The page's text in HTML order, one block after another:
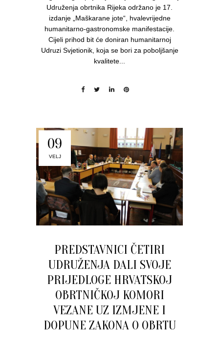
Udruženja obrtnika Rijeka održano je 17.
izdanje „Maškarane jote“, hvalevrijedne
humanitarno-gastronomske manifestacije.
Cijeli prihod bit će doniran humanitarnoj
Udruzi Svjetionik, koja se bori za poboljšanje
kvalitete...
09
VELJ
PREDSTAVNICI ČETIRI
UDRUŽENJA DALI SVOJE
PRIJEDLOGE HRVATSKOJ
OBRTNIČKOJ KOMORI
VEZANE UZ IZMJENE I
DOPUNE ZAKONA O OBRTU